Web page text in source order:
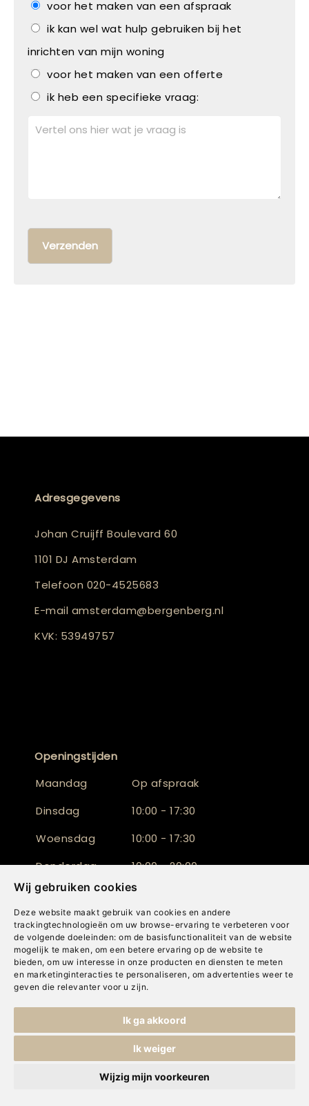
Wij gebruiken cookies
Deze website maakt gebruik van cookies en andere
trackingtechnologieën om uw browse-ervaring te verbeteren voor
de volgende doeleinden: om de basisfunctionaliteit van de website
mogelijk te maken , om een betere ervaring op de website te
bieden, om uw interesse in onze producten en diensten te meten
en marketinginteracties te personaliseren , om advertenties weer te
geven die relevanter voor u zijn.
Ik ga akkoord
Ik weiger
Wijzig mijn voorkeuren
voor het maken van een afspraak
ik kan wel wat hulp gebruiken bij het
inrichten van mijn woning
voor het maken van een offerte
ik heb een specifieke vraag:
Adresgegevens
Johan Cruijff Boulevard 60
1101 DJ Amsterdam
Telefoon 020-4525683
E-mail amsterdam@bergenberg.nl
KVK: 53949757
Openingstijden
Maandag
Op afspraak
Dinsdag
10:00 - 17:30
Woensdag
10:00 - 17:30
Donderdag
10:00 - 20:00
Vrijdag
10:00 - 17:30
Zaterdag
10:00 - 17:00
Zondag
Gesloten
maandag 10 augustus en maandag 17
augustus gesloten.